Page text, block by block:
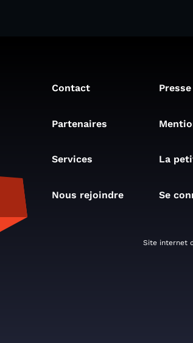
Contact Presse
Partenaires
Services La
Nous rejoindre Se
Site internet